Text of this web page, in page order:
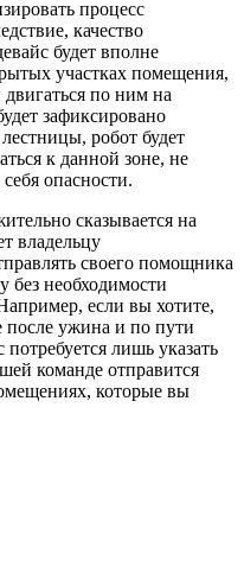
процесс
качество
будет вполне
участках помещения,
по ним на
зафиксировано
робот будет
к данной зоне, не
опасности.
сказывается на
владельцу
своего помощника
без необходимости
если вы хотите,
после ужина и по пути
лишь указать
команде отправится
которые вы